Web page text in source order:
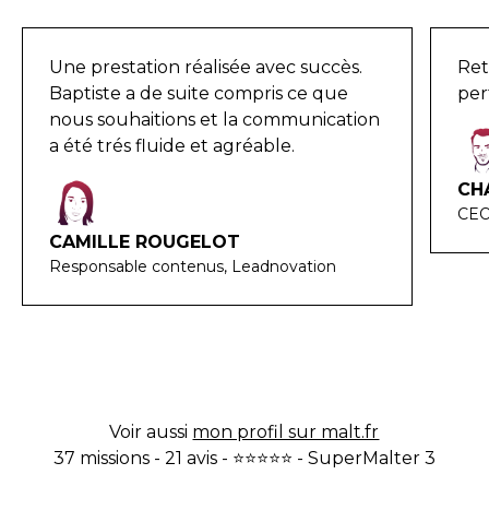
Une prestation réalisée avec succès.
Baptiste a de suite compris ce que
nous souhaitions et la communication
a été trés fluide et agréable.
CAMILLE ROUGELOT
Responsable contenus, Leadnovation
Voir aussi mon profil sur malt.fr
37 missions - 21 avis - ⭐⭐⭐⭐⭐ - SuperMalter 3